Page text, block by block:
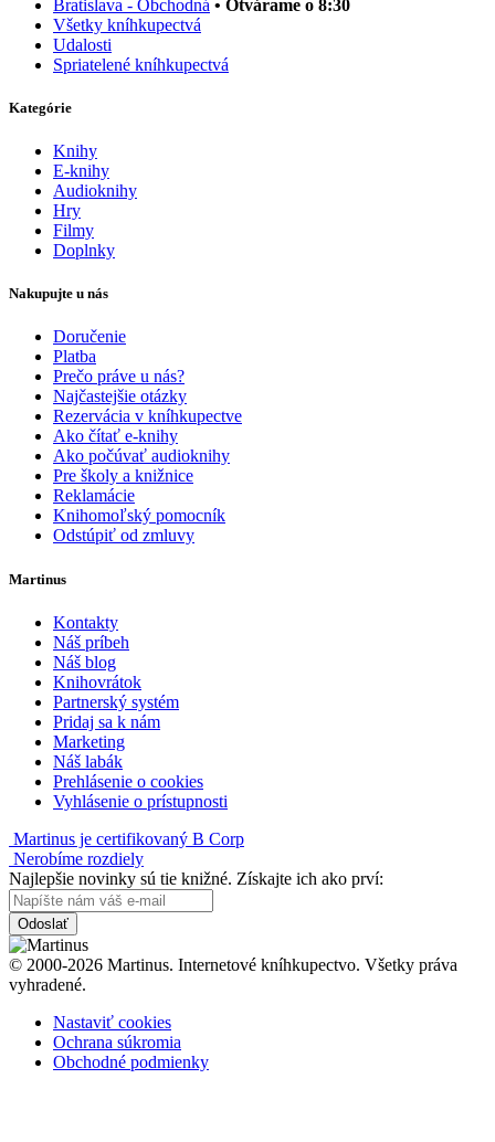
Bratislava - Obchodná • Otvárame o 8:30
Všetky kníhkupectvá
Udalosti
Spriatelené kníhkupectvá
Kategórie
Knihy
E-knihy
Audioknihy
Hry
Filmy
Doplnky
Nakupujte u nás
Doručenie
Platba
Prečo práve u nás?
Najčastejšie otázky
Rezervácia v kníhkupectve
Ako čítať e-knihy
Ako počúvať audioknihy
Pre školy a knižnice
Reklamácie
Knihomoľský pomocník
Odstúpiť od zmluvy
Martinus
Kontakty
Náš príbeh
Náš blog
Knihovrátok
Partnerský systém
Pridaj sa k nám
Marketing
Náš labák
Prehlásenie o cookies
Vyhlásenie o prístupnosti
Martinus je certifikovaný B Corp
Nerobíme rozdiely
Najlepšie novinky sú tie knižné. Získajte ich ako prví:
Odoslať
© 2000-2026 Martinus. Internetové kníhkupectvo. Všetky práva
vyhradené.
Nastaviť cookies
Ochrana súkromia
Obchodné podmienky